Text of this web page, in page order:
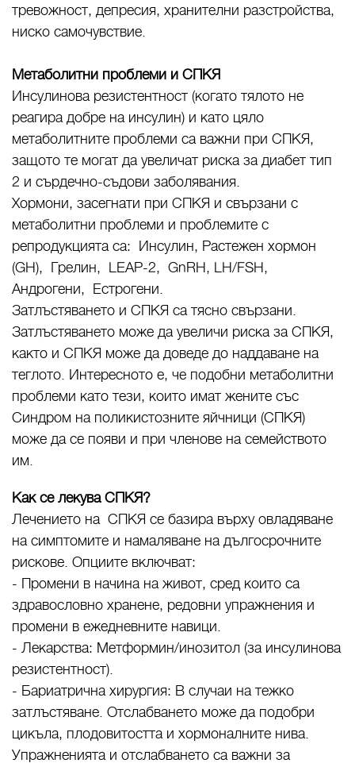
тревожност, депресия, хранителни разстройства,
ниско самочувствие.
Метаболитни проблеми и СПКЯ
Инсулинова резистентност (когато тялото не
реагира добре на инсулин) и като цяло
метаболитните проблеми са важни при СПКЯ,
защото те могат да увеличат риска за диабет тип
2 и сърдечно-съдови заболявания.
Хормони, засегнати при СПКЯ и свързани с
метаболитни проблеми и проблемите с
репродукцията са: Инсулин, Растежен хормон
(GH), Грелин, LEAP-2, GnRH, LH/FSH,
Андрогени, Естрогени.
Затлъстяването и СПКЯ са тясно свързани.
Затлъстяването може да увеличи риска за СПКЯ,
както и СПКЯ може да доведе до наддаване на
теглото. Интересното е, че подобни метаболитни
проблеми като тези, които имат жените със
Синдром на поликистозните яйчници (СПКЯ)
може да се появи и при членове на семейството
им.
Как се лекува СПКЯ?
Лечението на СПКЯ се базира върху овладяване
на симптомите и намаляване на дългосрочните
рискове. Опциите включват:
- Промени в начина на живот, сред които са
здравословно хранене, редовни упражнения и
промени в ежедневните навици.
- Лекарства: Метформин/инозитол (за инсулинова
резистентност).
- Бариатрична хирургия: В случаи на тежко
затлъстяване. Отслабването може да подобри
цикъла, плодовитостта и хормоналните нива.
Упражненията и отслабването са важни за